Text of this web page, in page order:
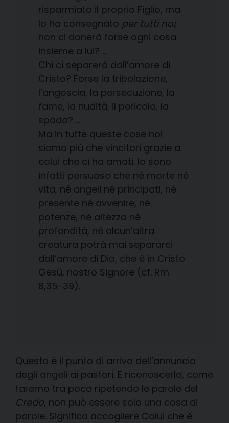
risparmiato il proprio Figlio, ma
lo ha consegnato per tutti noi,
non ci donerà forse ogni cosa
insieme a lui? …
Chi ci separerà dall’amore di
Cristo? Forse la tribolazione,
l’angoscia, la persecuzione, la
fame, la nudità, il pericolo, la
spada? …
Ma in tutte queste cose noi
siamo più che vincitori grazie a
colui che ci ha amati. Io sono
infatti persuaso che né morte né
vita, né angeli né principati, né
presente né avvenire, né
potenze, né altezza né
profondità, né alcun’altra
creatura potrà mai separarci
dall’amore di Dio, che è in Cristo
Gesù, nostro Signore (cf. Rm
8,35-39).
Questo è il punto di arrivo dell’annuncio
degli angeli ai pastori. E riconoscerlo, come
faremo tra poco ripetendo le parole del
Credo, non può essere solo una cosa di
parole. Significa accogliere Colui che è